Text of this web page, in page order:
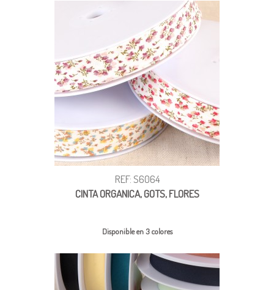
REF: S6064
CINTA ORGANICA, GOTS, FLORES
Disponible en 3 colores